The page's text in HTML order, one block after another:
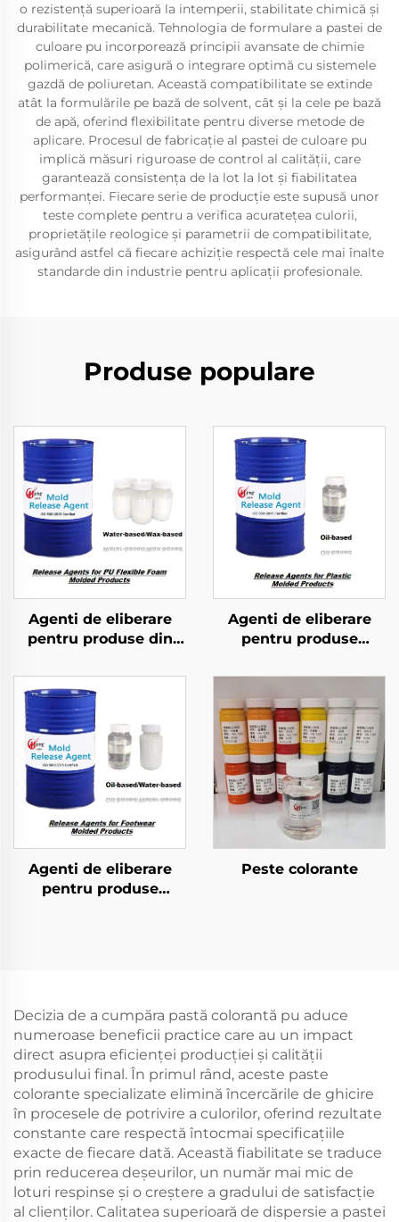
o rezistență superioară la intemperii, stabilitate chimică și
durabilitate mecanică. Tehnologia de formulare a pastei de
culoare pu incorporează principii avansate de chimie
polimerică, care asigură o integrare optimă cu sistemele
gazdă de poliuretan. Această compatibilitate se extinde
atât la formulările pe bază de solvent, cât și la cele pe bază
de apă, oferind flexibilitate pentru diverse metode de
aplicare. Procesul de fabricație al pastei de culoare pu
implică măsuri riguroase de control al calității, care
garantează consistența de la lot la lot și fiabilitatea
performanței. Fiecare serie de producție este supusă unor
teste complete pentru a verifica acuratețea culorii,
proprietățile reologice și parametrii de compatibilitate,
asigurând astfel că fiecare achiziție respectă cele mai înalte
standarde din industrie pentru aplicații profesionale.
Produse populare
Agenti de eliberare
pentru produse din
foam elastic PU
Agenti de eliberare
pentru produse
Agenti de eliberare
pentru produse
Peste colorante
Decizia de a cumpăra pastă colorantă pu aduce
numeroase beneficii practice care au un impact
direct asupra eficienței producției și calității
produsului final. În primul rând, aceste paste
colorante specializate elimină încercările de ghicire
în procesele de potrivire a culorilor, oferind rezultate
constante care respectă întocmai specificațiile
exacte de fiecare dată. Această fiabilitate se traduce
prin reducerea deșeurilor, un număr mai mic de
loturi respinse și o creștere a gradului de satisfacție
al clienților. Calitatea superioară de dispersie a pastei